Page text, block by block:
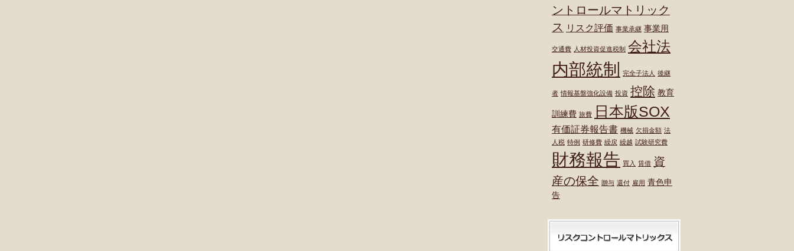
ントロールマトリック
ス リスク評価 事業承継 事業用
交通費 人材投資促進税制 会社法
内部統制 完全子法人 後継
者 情報基盤強化設備 投資 控除 教育
訓練費 旅費 日本版SOX
有価証券報告書 機械 欠損金額 法
人税 特例 研修費 繰戻 繰越 試験研究費
財務報告 買入 賃借 資
産の保全 贈与 還付 雇用 青色申
告